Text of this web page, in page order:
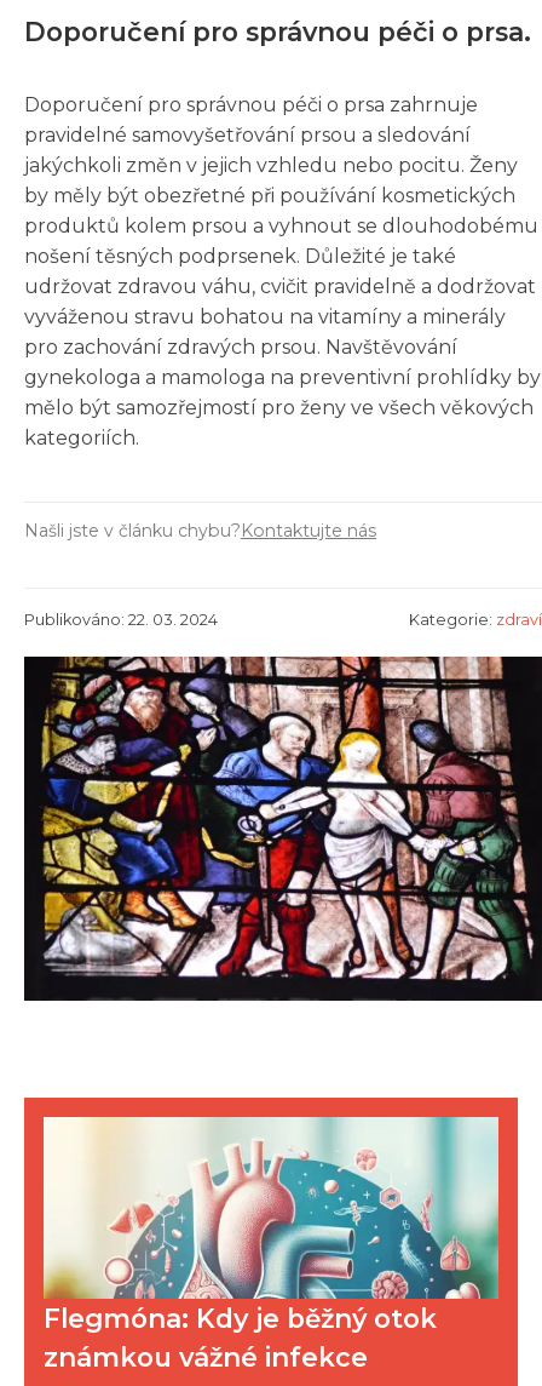
Doporučení pro správnou péči o prsa.
Doporučení pro správnou péči o prsa zahrnuje
pravidelné samovyšetřování prsou a sledování
jakýchkoli změn v jejich vzhledu nebo pocitu. Ženy
by měly být obezřetné při používání kosmetických
produktů kolem prsou a vyhnout se dlouhodobému
nošení těsných podprsenek. Důležité je také
udržovat zdravou váhu, cvičit pravidelně a dodržovat
vyváženou stravu bohatou na vitamíny a minerály
pro zachování zdravých prsou. Navštěvování
gynekologa a mamologa na preventivní prohlídky by
mělo být samozřejmostí pro ženy ve všech věkových
kategoriích.
Našli jste v článku chybu?Kontaktujte nás
Publikováno: 22. 03. 2024 Kategorie: zdraví
Flegmóna: Kdy je běžný otok
známkou vážné infekce